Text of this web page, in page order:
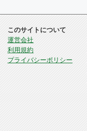
このサイトについて
運営会社
利用規約
プライバシーポリシー